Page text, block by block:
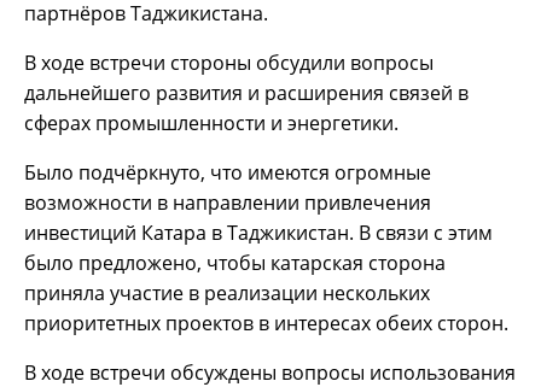
партнёров Таджикистана.
В ходе встречи стороны обсудили вопросы
дальнейшего развития и расширения связей в
сферах промышленности и энергетики.
Было подчёркнуто, что имеются огромные
возможности в направлении привлечения
инвестиций Катара в Таджикистан. В связи с этим
было предложено, чтобы катарская сторона
приняла участие в реализации нескольких
приоритетных проектов в интересах обеих сторон.
В ходе встречи обсуждены вопросы использования